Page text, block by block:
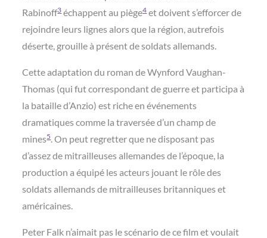
Rabinoff3échappent au piège4et doivent s’efforcer de
rejoindre leurs lignes alors que la région, autrefois
déserte, grouille à présent de soldats allemands.
Cette adaptation du roman de Wynford Vaughan-
Thomas (qui fut correspondant de guerre et participa à
la bataille d’Anzio) est riche en événements
dramatiques comme la traversée d’un champ de
mines5. On peut regretter que ne disposant pas
d’assez de mitrailleuses allemandes de l’époque, la
production a équipé les acteurs jouant le rôle des
soldats allemands de mitrailleuses britanniques et
américaines.
Peter Falk n’aimait pas le scénario de ce film et voulait